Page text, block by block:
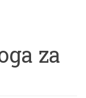
za